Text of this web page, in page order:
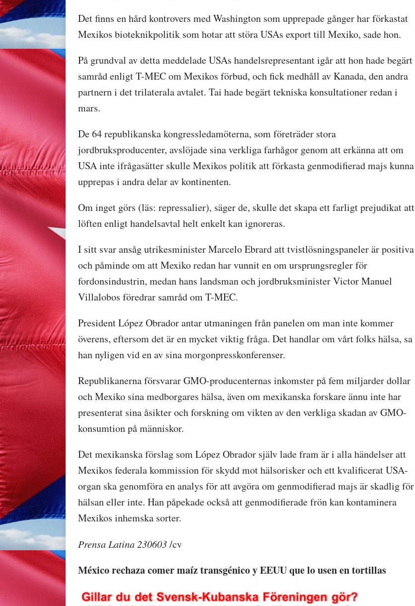
Det finns en hård kontrovers med Washington som upprepade gånger har förkastat
Mexikos bioteknikpolitik som hotar att störa USAs export till Mexiko, sade hon.
På grundval av detta meddelade USAs handelsrepresentant igår att hon hade begärt
samråd enligt T-MEC om Mexikos förbud, och fick medhåll av Kanada, den andra
partnern i det trilaterala avtalet. Tai hade begärt tekniska konsultationer redan i
mars.
De 64 republikanska kongressledamöterna, som företräder stora
jordbruksproducenter, avslöjade sina verkliga farhågor genom att erkänna att om
USA inte ifrågasätter skulle Mexikos politik att förkasta genmodifierad majs kunna
upprepas i andra delar avkontinenten.
Om inget görs (läs: repressalier), säger de, skulle det skapa ett farligt prejudikat att
löften enligt handelsavtal helt enkelt kan ignoreras.
I sitt svar ansåg utrikesminister Marcelo Ebrard att tvistlösningspaneler är positiva
och påminde om att Mexiko redan har vunnit en om ursprungsregler för
fordonsindustrin, medan hans landsman och jordbruksminister Victor Manuel
Villalobos föredrar samråd om T-MEC.
President López Obrador antar utmaningen från panelen om man inte kommer
överens, eftersom det är en mycket viktig fråga. Det handlar om vårt folks hälsa, sa
han nyligen vid en av sina morgonpresskonferenser.
Republikanerna försvarar GMO-producenternas inkomster på fem miljarder dollar
och Mexiko sina medborgares hälsa, även om mexikanska forskare ännu inte har
presenterat sina åsikter och forskning om vikten av den verkliga skadan av GMO-
konsumtion på människor.
Det mexikanska förslag som López Obrador själv lade fram är i alla händelser att
Mexikos federala kommission för skydd mot hälsorisker och ett kvalificerat USA-
organ ska genomföra en analys för att avgöra om genmodifierad majs är skadlig för
hälsan eller inte. Han påpekade också att genmodifierade frön kan kontaminera
Mexikos inhemska sorter.
Prensa Latina 230603/cv
México rechaza comer maíz transgénico y EEUU que lo usen en tortillas